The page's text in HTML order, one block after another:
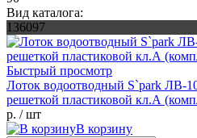
Вид каталога:
136097
Быстрый просмотр
Лоток водоотводный S`park ЛВ-
решеткой пластиковой кл.А
р. / шт
В корзину